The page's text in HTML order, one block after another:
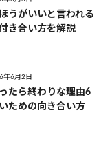
うがいいと言われる
き合い方を解説
年6月2日
たら終わりな理由6
ための向き合い方